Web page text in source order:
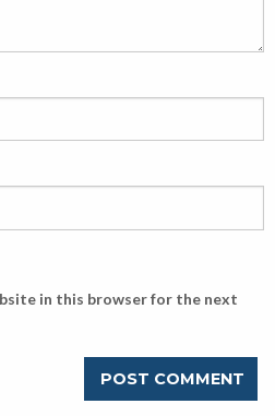
in this browser for the next